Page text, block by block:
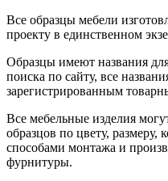
Все образцы мебели
проекту в единственном
Образцы имеют названия
поиска по сайту, все
зарегистрированным
Все мебельные изделия
образцов по цвету, размеру,
способами монтажа и
фурнитуры.